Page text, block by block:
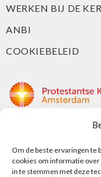
Om de beste ervaringen te
cookies om informatie over
in te stemmen met deze
WERKEN BIJ DE
ANBI
COOKIEBELEID
Nieuwe Herengracht
1018 DP Amsterdam